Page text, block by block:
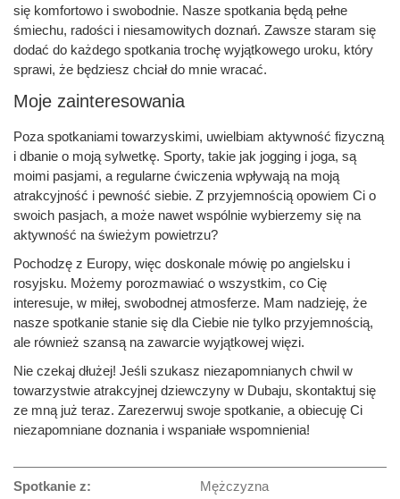
się komfortowo i swobodnie. Nasze spotkania będą pełne
śmiechu, radości i niesamowitych doznań. Zawsze staram się
dodać do każdego spotkania trochę wyjątkowego uroku, który
sprawi, że będziesz chciał do mnie wracać.
Moje zainteresowania
Poza spotkaniami towarzyskimi, uwielbiam aktywność fizyczną
i dbanie o moją sylwetkę. Sporty, takie jak jogging i joga, są
moimi pasjami, a regularne ćwiczenia wpływają na moją
atrakcyjność i pewność siebie. Z przyjemnością opowiem Ci o
swoich pasjach, a może nawet wspólnie wybierzemy się na
aktywność na świeżym powietrzu?
Pochodzę z Europy, więc doskonale mówię po angielsku i
rosyjsku. Możemy porozmawiać o wszystkim, co Cię
interesuje, w miłej, swobodnej atmosferze. Mam nadzieję, że
nasze spotkanie stanie się dla Ciebie nie tylko przyjemnością,
ale również szansą na zawarcie wyjątkowej więzi.
Nie czekaj dłużej! Jeśli szukasz niezapomnianych chwil w
towarzystwie atrakcyjnej dziewczyny w Dubaju, skontaktuj się
ze mną już teraz. Zarezerwuj swoje spotkanie, a obiecuję Ci
niezapomniane doznania i wspaniałe wspomnienia!
Spotkanie z: Mężczyzna